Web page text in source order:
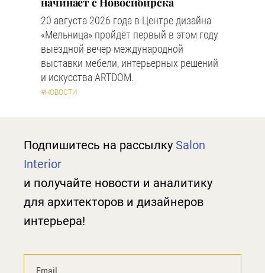
20 августа 2026 года в Центре дизайна
«Мельница» пройдёт первый в этом году
выездной вечер международной
выставки мебели, интерьерных решений
и искусства ARTDOM.
#НОВОСТИ
Подпишитесь на рассылку Salon
Interior
и получайте новости и аналитику
для архитекторов и дизайнеров
интерьера!